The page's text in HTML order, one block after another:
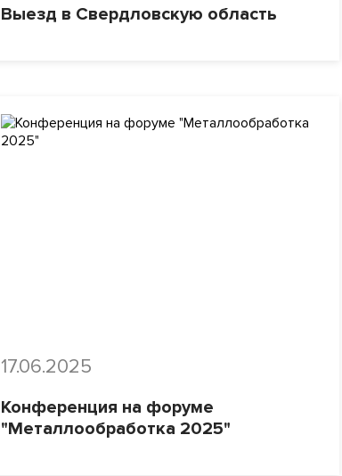
Выезд в Свердловскую область
17.06.2025
Конференция на форуме
"Металлообработка 2025"